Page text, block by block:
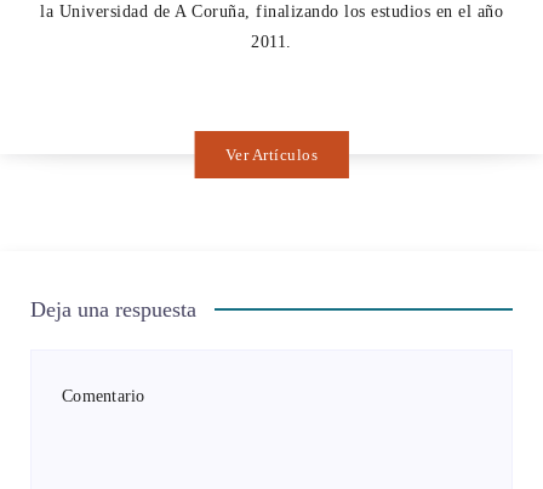
la Universidad de A Coruña, finalizando los estudios en el año
2011.
Ver Artículos
Deja una respuesta